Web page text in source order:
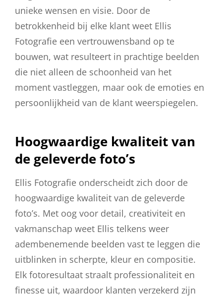
unieke wensen en visie. Door de
betrokkenheid bij elke klant weet Ellis
Fotografie een vertrouwensband op te
bouwen, wat resulteert in prachtige beelden
die niet alleen de schoonheid van het
moment vastleggen, maar ook de emoties en
persoonlijkheid van de klant weerspiegelen.
Hoogwaardige kwaliteit van
de geleverde foto’s
Ellis Fotografie onderscheidt zich door de
hoogwaardige kwaliteit van de geleverde
foto’s. Met oog voor detail, creativiteit en
vakmanschap weet Ellis telkens weer
adembenemende beelden vast te leggen die
uitblinken in scherpte, kleur en compositie.
Elk fotoresultaat straalt professionaliteit en
finesse uit, waardoor klanten verzekerd zijn